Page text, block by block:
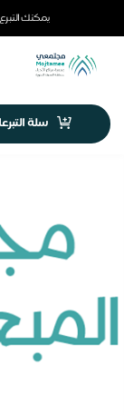
يمكنك
سلة